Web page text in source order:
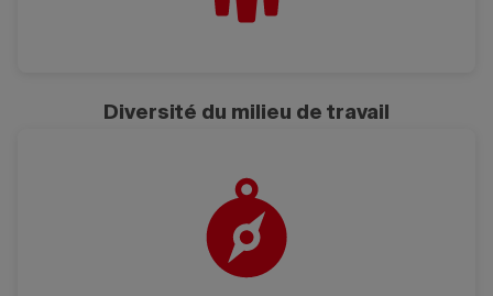
Diversité du milieu de travail